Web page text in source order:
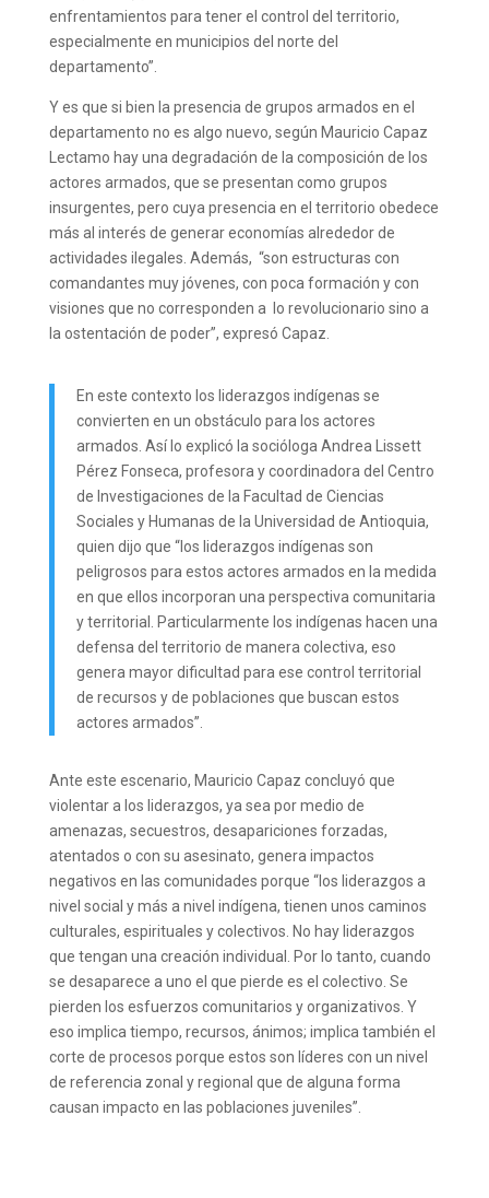
enfrentamientos para tener el control del territorio,
especialmente en municipios del norte del
departamento”.
Y es que si bien la presencia de grupos armados en el
departamento no es algo nuevo, según Mauricio Capaz
Lectamo hay una degradación de la composición de los
actores armados, que se presentan como grupos
insurgentes, pero cuya presencia en el territorio obedece
más al interés de generar economías alrededor de
actividades ilegales. Además, “son estructuras con
comandantes muy jóvenes, con poca formación y con
visiones que no corresponden a lo revolucionario sino a
la ostentación de poder”, expresó Capaz
En este contexto los liderazgos indígenas se
convierten en un obstáculo para los actores
armados. Así lo explicó la socióloga Andrea Lissett
Pérez Fonseca, profesora y coordinadora del Centro
de Investigaciones de la Facultad de Ciencias
Sociales y Humanas de la Universidad de Antioquia,
quien dijo que “los liderazgos indígenas son
peligrosos para estos actores armados en la medida
en que ellos incorporan una perspectiva comunitaria
y territorial. Particularmente los indígenas hacen una
defensa del territorio de manera colectiva, eso
genera mayor dificultad para ese control territorial
de recursos y de poblaciones que buscan estos
actores armados”.
Ante este escenario, Mauricio Capaz concluyó que
violentar a los liderazgos, ya sea por medio de
amenazas, secuestros, desapariciones forzadas,
atentados o con su asesinato, genera impactos
negativos en las comunidades porque “los liderazgos a
nivel social y más a nivel indígena, tienen unos caminos
culturales, espirituales y colectivos. No hay liderazgos
que tengan una creación individual. Por lo tanto, cuando
se desaparece a uno el que pierde es el colectivo. Se
pierden los esfuerzos comunitarios y organizativos. Y
eso implica tiempo, recursos, ánimos; implica también el
corte de procesos porque estos son líderes con un nivel
de referencia zonal y regional que de alguna forma
causan impacto en las poblaciones juveniles”.